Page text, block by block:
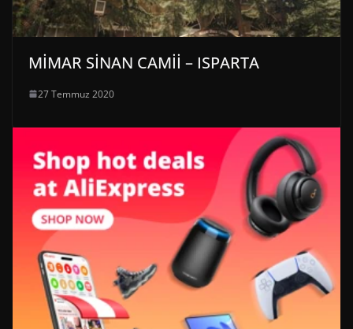
MİMAR SİNAN CAMİİ – ISPARTA
27 Temmuz 2020